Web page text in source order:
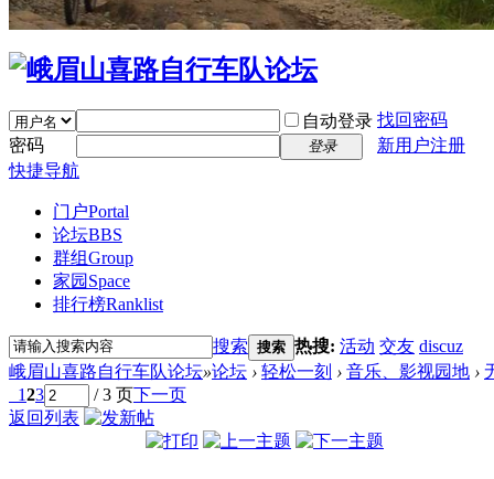
自动登录 找回密码
密码
登录
新用户注册
快捷导航
门户Portal
论坛BBS
群组Group
家园 Space
排行榜Ranklist
搜索 搜索 热搜: 活动 交友 discuz
峨眉山喜路自行车队论坛»论坛 › 轻松一刻 › 音乐、影视园地 ›
123 / 3 页下一页
返回列表